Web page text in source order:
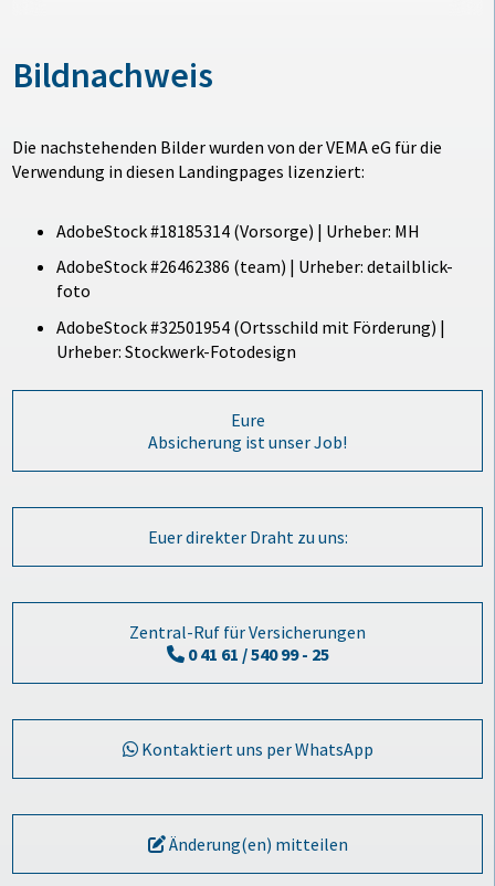
Bildnachweis
Die nachstehenden Bilder wurden von der VEMA eG für die
Verwendung in diesen Landingpages lizenziert:
AdobeStock #18185314 (Vorsorge) | Urheber: MH
AdobeStock #26462386 (team) | Urheber: detailblick-
foto
AdobeStock #32501954 (Ortsschild mit Förderung) |
Urheber: Stockwerk-Fotodesign
Eure
Absicherung ist unser Job!
Euer direkter Draht zu uns:
Zentral-Ruf für Versicherungen
0 41 61 / 540 99 - 25
Kontaktiert uns per WhatsApp
Änderung(en) mitteilen